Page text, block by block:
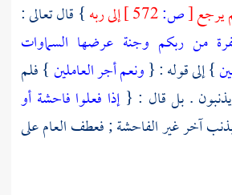
يرجع[ص: إلى ربه} قال تعالى :
من ربكم وجنة عرضها السماوات
} إلى قوله : {ونعم أجر العاملين} فلم
. بل قال : {إذا فعلوا فاحشة أو
آخر غير الفاحشة ; فعطف العام على